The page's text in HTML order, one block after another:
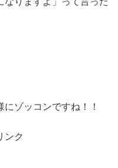
ゾッコンですね！！
ンク